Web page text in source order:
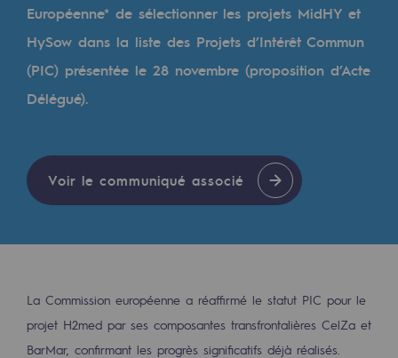
Les énergies d'avenir
Les énergies d'avenir
Notre vision
Gaz renouvelables et procédés
Pyrogazéification et gazéification
Nouveaux usages
Concertations CH4, H2 et CO2
Européenne* de sélectionner les projets MidHY et
HySow dans la liste des Projets d’Intérêt Commun
(PIC) présentée le 28 novembre (proposition d’Acte
Délégué).
Voir le communiqué associé
La Commission européenne a réaffirmé le statut PIC pour le
projet H2med par ses composantes transfrontalières CelZa et
BarMar, confirmant les progrès significatifs déjà réalisés.